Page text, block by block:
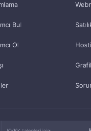
Bul
Ol